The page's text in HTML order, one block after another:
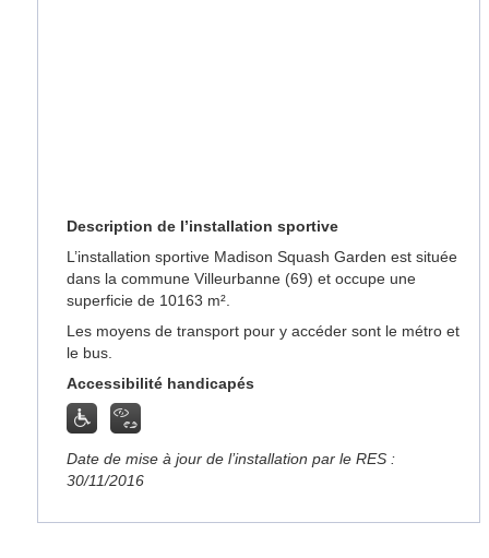
Description de l’installation sportive
L’installation sportive Madison Squash Garden est située
dans la commune Villeurbanne (69) et occupe une
superficie de 10163 m².
Les moyens de transport pour y accéder sont le métro et
le bus.
Accessibilité handicapés
Date de mise à jour de l’installation par le RES :
30/11/2016